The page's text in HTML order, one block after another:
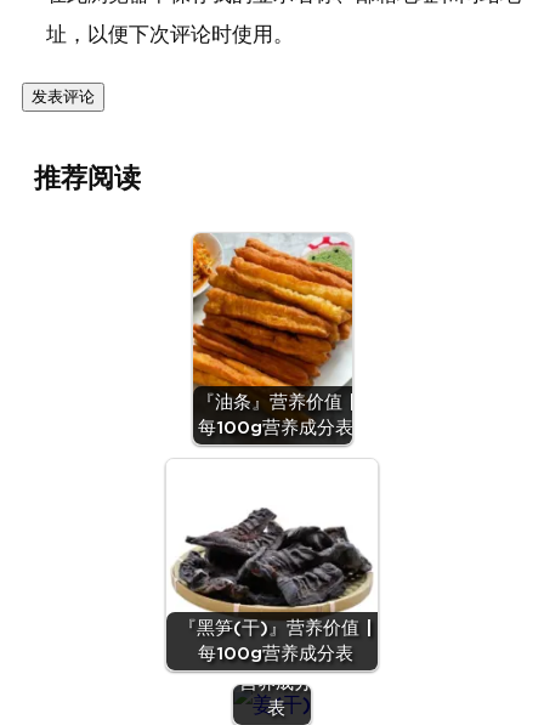
址，以便下次评论时使用。
推荐阅读
『油条』营养价值 |
每100g营养成分表
『黑笋(干)』营养价值 |
每100g营养成分表
『姜
(干)』营
养价值 |
每100g
营养成分
表